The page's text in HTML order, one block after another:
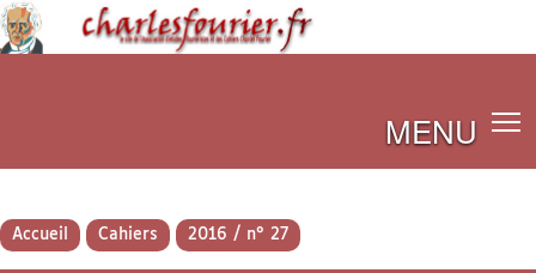
MENU
Accueil Cahiers 2016 / n° 27